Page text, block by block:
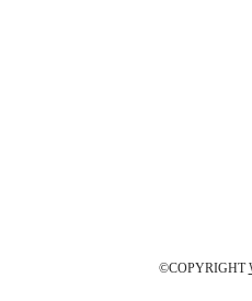
©COPYRIGHT